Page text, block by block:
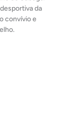
da
convívio e